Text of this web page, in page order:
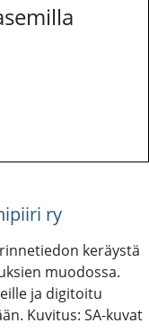
ry
keräystä
muodossa.
ja digitoitu
Kuvitus: SA-kuvat